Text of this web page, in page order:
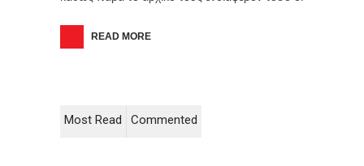
READ MORE
Most Read Commented